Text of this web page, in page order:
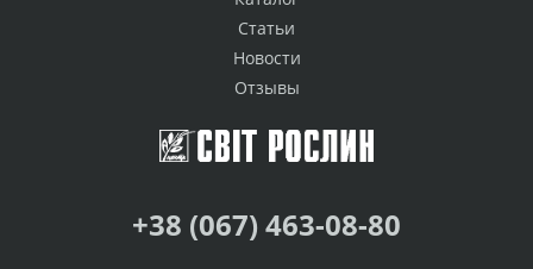
Статьи
Новости
Отзывы
+38 (067) 463-08-80